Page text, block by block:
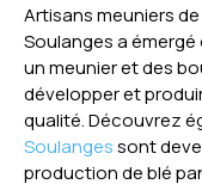
Artisans meuniers
Soulanges a
un meunier et des
développer et
qualité. Découvrez
Soulangessont
production de blé